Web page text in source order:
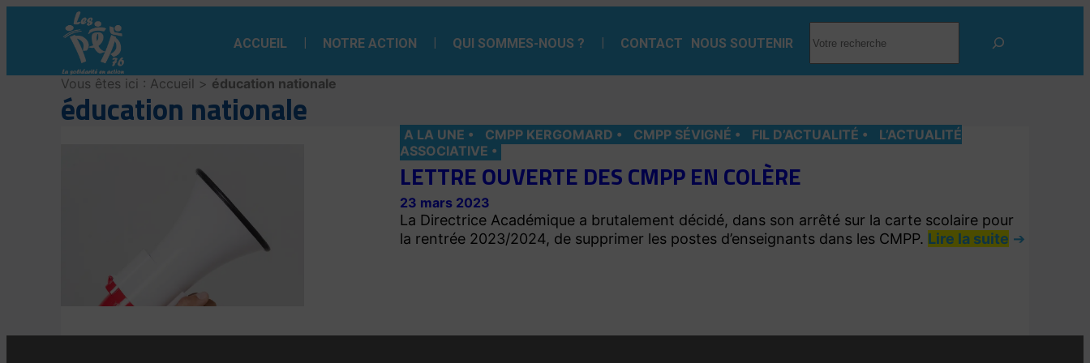
ACCUEIL NOTRE ACTION QUI SOMMES-NOUS ? CONTACT NOUS SOUTENIR
Vous êtes ici : Accueil > éducation nationale
éducation nationale
A LA UNE CMPP KERGOMARD CMPP SÉVIGNÉ FIL D’ACTUALITÉ
L’ACTUALITÉ
ASSOCIATIVE
LETTRE OUVERTE DES CMPP EN COLÈRE
23 mars 2023
La Directrice Académique a brutalement décidé, dans son arrêté sur la carte scolaire pour
la rentrée 2023/2024, de supprimer les postes d’enseignants dans les CMPP. Lire la suite